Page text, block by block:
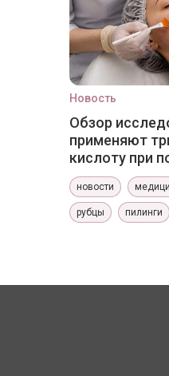
Новость
Обзор
применяют
кислоту при
новости
рубцы пилинги